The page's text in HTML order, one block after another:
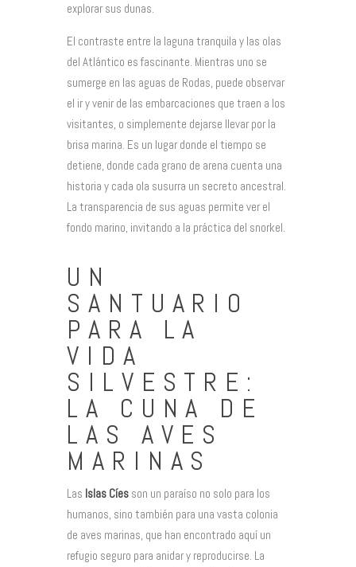
explorar sus dunas.
El contraste entre la laguna tranquila y las olas
del Atlántico es fascinante. Mientras uno se
sumerge en las aguas de Rodas, puede observar
el ir y venir de las embarcaciones que traen a los
visitantes, o simplemente dejarse llevar por la
brisa marina. Es un lugar donde el tiempo se
detiene, donde cada grano de arena cuenta una
historia y cada ola susurra un secreto ancestral.
La transparencia de sus aguas permite ver el
fondo marino, invitando a la práctica del snorkel.
UN
SANTUARIO
PARA LA
VIDA
SILVESTRE:
LA CUNA DE
LAS AVES
MARINAS
Las Islas Cíes son un paraíso no solo para los
humanos, sino también para una vasta colonia
de aves marinas, que han encontrado aquí un
refugio seguro para anidar y reproducirse. La